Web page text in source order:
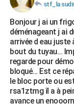
Essais
Réserver un essai
Citadines
Berlines
SUV
Forum auto
HIGH-TECH
Mobiles
Meilleur smartphone
Internet
Ordinateurs
Jeux vidéo
Guide high-tech
+BRICOLAGE
Forum
Aménagement
Extérieur
Cuisine
Salle de bains
Jardinage
Rangement
WEEK-END
Guides de France
Escapades
Patrimoine
Expositions
Musées
Week-end nature
+LIFESTYLE
Art de vivre
Bien-être
Loisirs
Mode
Modes de vie
SANTE
stf_la
Bonjour j ai un
déménageant j ai
arrivée d eau juste
bout du tuyau...
regarde pour
bloqué... Est ce
le bloc porte ou
rsa1ztmg îl a à
avance un